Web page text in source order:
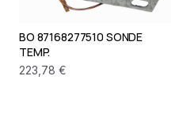
BO 87168277510 SONDE
TEMP.
223,78 €